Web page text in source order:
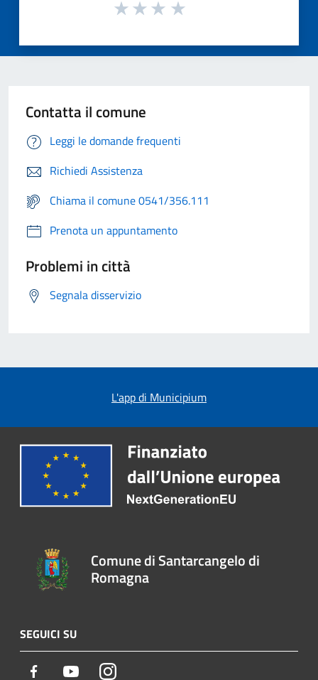
Contatta il comune
Leggi le domande frequenti
Richiedi Assistenza
Chiama il comune 0541/356.111
Prenota un appuntamento
Problemi in città
Segnala disservizio
L'app di Municipium
Comune di Santarcangelo di
Romagna
SEGUICI SU
Facebook YoutubeInstagram